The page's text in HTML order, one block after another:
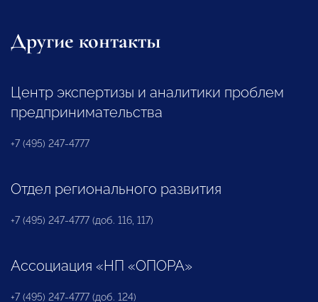
Другие контакты
Центр экспертизы и аналитики проблем
предпринимательства
+7 (495) 247-4777
Отдел регионального развития
+7 (495) 247-4777 (доб. 116, 117)
Ассоциация «НП «ОПОРА»
+7 (495) 247-4777 (доб. 124)